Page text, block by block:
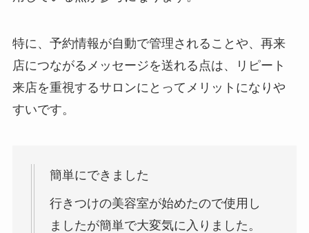
特に、予約情報が自動で管理されることや、再来
店につながるメッセージを送れる点は、リピート
来店を重視するサロンにとってメリットになりや
すいです。
簡単にできました
行きつけの美容室が始めたので使用し
ましたが簡単で大変気に入りました。